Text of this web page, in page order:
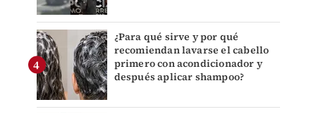
¿Para qué sirve y por qué
recomiendan lavarse el cabello
primero con acondicionador y
después aplicar shampoo?